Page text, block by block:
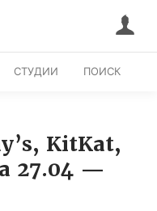
СТУДИИ ПОИСК
KitKat,
27.04 —